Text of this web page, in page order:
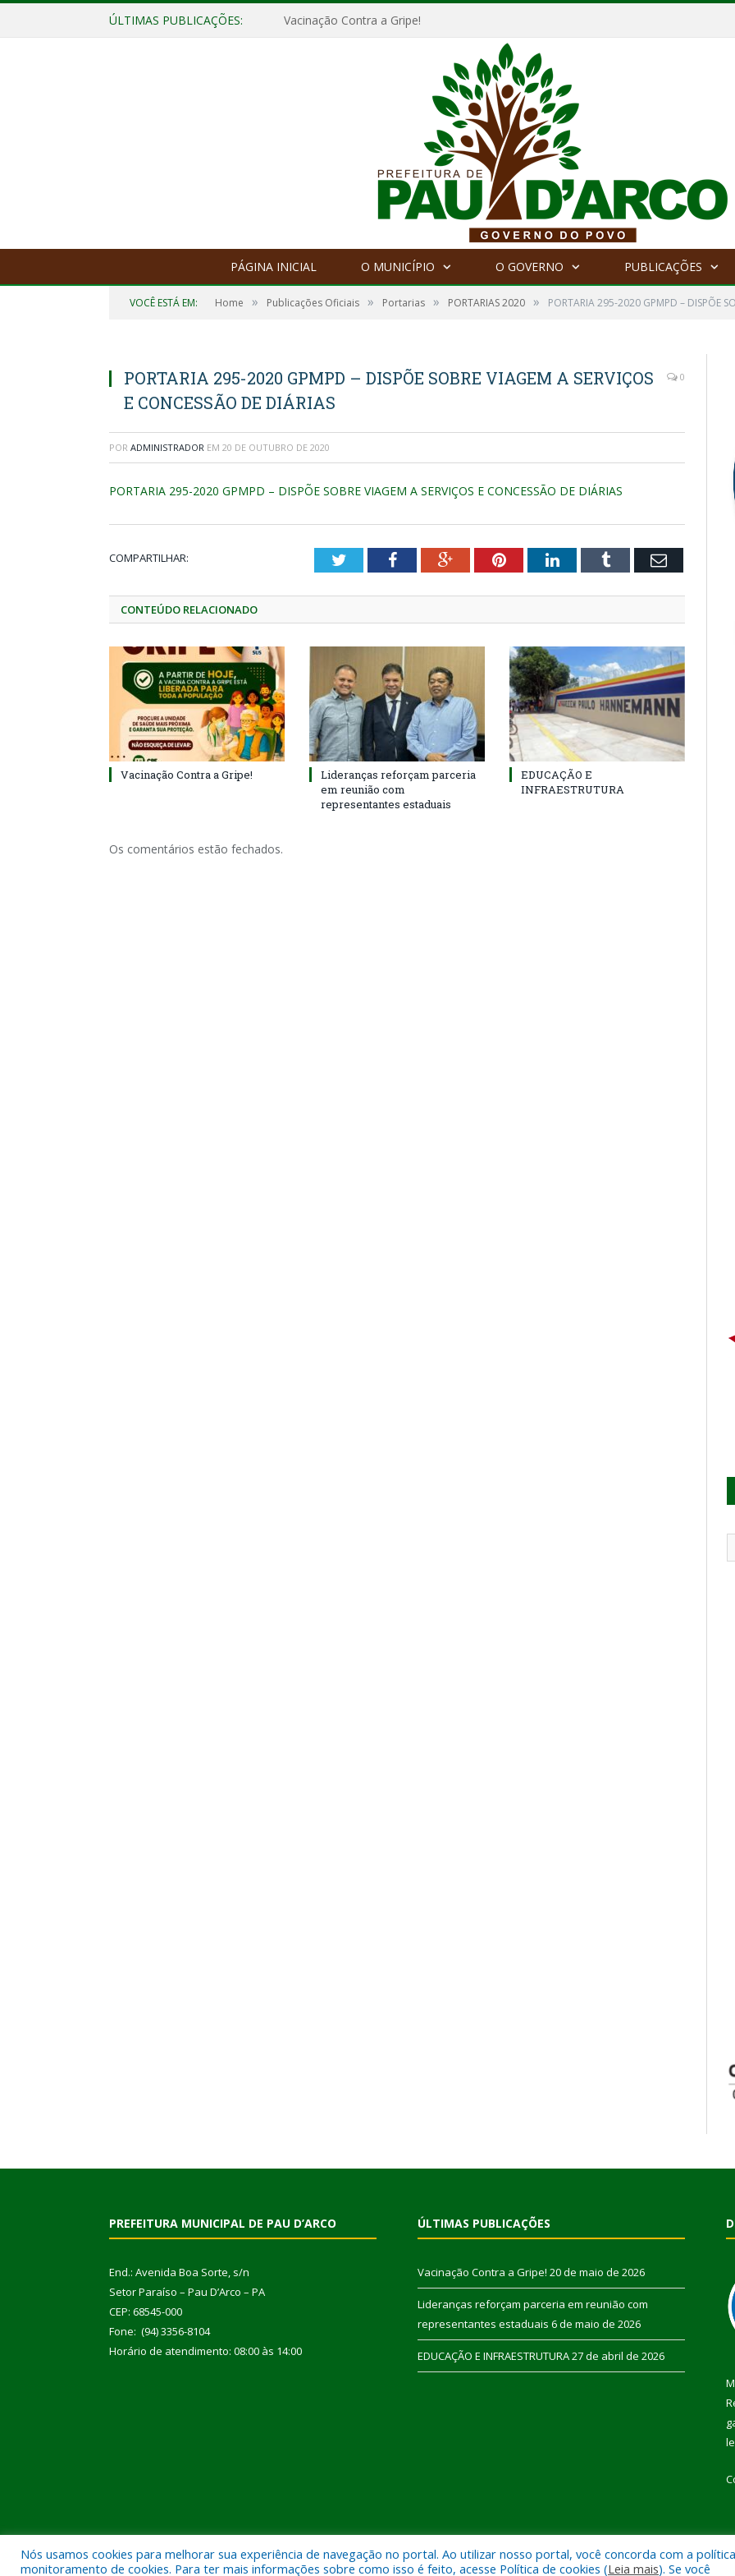
ÚLTIMAS PUBLICAÇÕES: Vacinação Contra a Gripe!
PÁGINA INICIAL O MUNICÍPIO O GOVERNO PUBLICAÇÕES
VOCÊ ESTÁ EM: Home » Publicações Oficiais » Portarias » PORTARIAS 2020 » PORTARIA 295-2020 GPMPD – DISPÕE
PORTARIA 295-2020 GPMPD – DISPÕE SOBRE VIAGEM A SERVIÇOS
E CONCESSÃO DE DIÁRIAS
0
POR ADMINISTRADOR EM 20 DE OUTUBRO DE 2020
PORTARIA 295-2020 GPMPD – DISPÕE SOBRE VIAGEM A SERVIÇOS E CONCESSÃO DE DIÁRIAS
COMPARTILHAR: TwitterFacebookGoogle+PinterestLinkedInTumblr Email
CONTEÚDO RELACIONADO
Vacinação Contra a Gripe!
Lideranças reforçam parceria
em reunião com
representantes estaduais
EDUCAÇÃO E
INFRAESTRUTURA
Os comentários estão fechados.
PREFEITURA MUNICIPAL DE PAU D’ARCO
End.: Avenida Boa Sorte, s/n
Setor Paraíso – Pau D’Arco – PA
CEP: 68545-000
Fone: (94) 3356-8104
Horário de atendimento: 08:00 às 14:00
ÚLTIMAS PUBLICAÇÕES
Vacinação Contra a Gripe! 20 de maio de 2026
Lideranças reforçam parceria em reunião com
representantes estaduais 6 de maio de 2026
EDUCAÇÃO E INFRAESTRUTURA27 de abril de 2026
Todos os direitos reservados a Prefeitura Municipal de Pau D’Arco. Mapa do Site
Nós usamos cookies para melhorar sua experiência de navegação no portal. Ao utilizar nosso portal, você concorda com a
monitoramento de cookies. Para ter mais informações sobre como isso é feito, acesse Política de cookies (Leia mais). Se você